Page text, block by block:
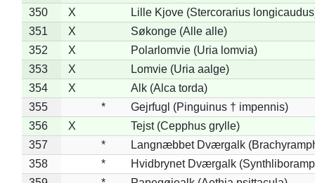
350
X
Lille Kjove (Stercorarius
351
X
Søkonge (Alle alle)
352
X
Polarlomvie (Uria lomvia)
353
X
Lomvie (Uria aalge)
354
X
Alk (Alca torda)
355
*
Gejrfugl (Pinguinus † impennis)
356
X
Tejst (Cepphus grylle)
357
*
Langnæbbet Dværgalk
358
*
Hvidbrynet Dværgalk